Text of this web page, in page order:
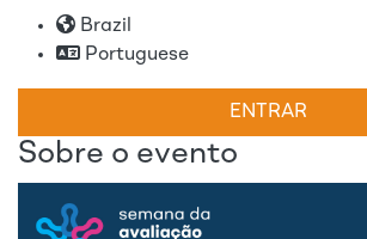
Sobre o evento
Brazil
Portuguese
ENTRAR